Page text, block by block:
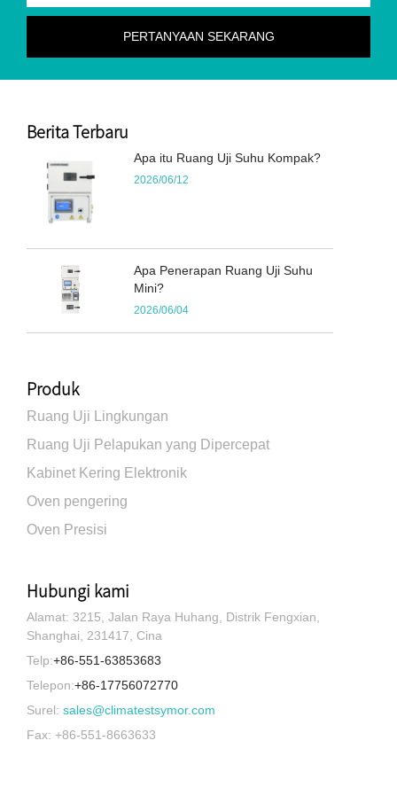
Berita Terbaru
Apa itu Ruang Uji Suhu Kompak?
2026/06/12
Apa Penerapan Ruang Uji Suhu
Mini?
2026/06/04
Produk
Ruang Uji Lingkungan
Ruang Uji Pelapukan yang Dipercepat
Kabinet Kering Elektronik
Oven pengering
Oven Presisi
Hubungi kami
Alamat: 3215, Jalan Raya Huhang, Distrik Fengxian,
Shanghai, 231417, Cina
Telp:+86-551-63853683
Telepon:+86-17756072770
Surel: sales@climatestsymor.com
Fax: +86-551-8663633